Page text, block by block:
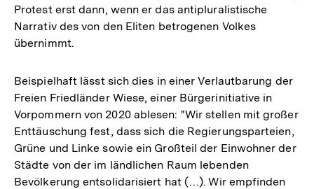
Auflösung
der
Protest erst dann, wenn er das antipluralistische
Narrativ des von den Eliten betrogenen Volkes
übernimmt.
Beispielhaft lässt sich dies in einer Verlautbarung der
Freien Friedländer Wiese, einer Bürgerinitiative in
Vorpommern von 2020 ablesen: "Wir stellen mit großer
Enttäuschung fest, dass sich die Regierungsparteien,
Grüne und Linke sowie ein Großteil der Einwohner der
Städte von der im ländlichen Raum lebenden
Bevölkerung entsolidarisiert hat (…). Wir empfinden